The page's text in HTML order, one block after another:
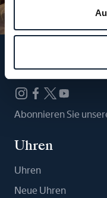
Folgen Sie uns
Abonnieren Sie
Uhren
Uhren
Neue Uhren